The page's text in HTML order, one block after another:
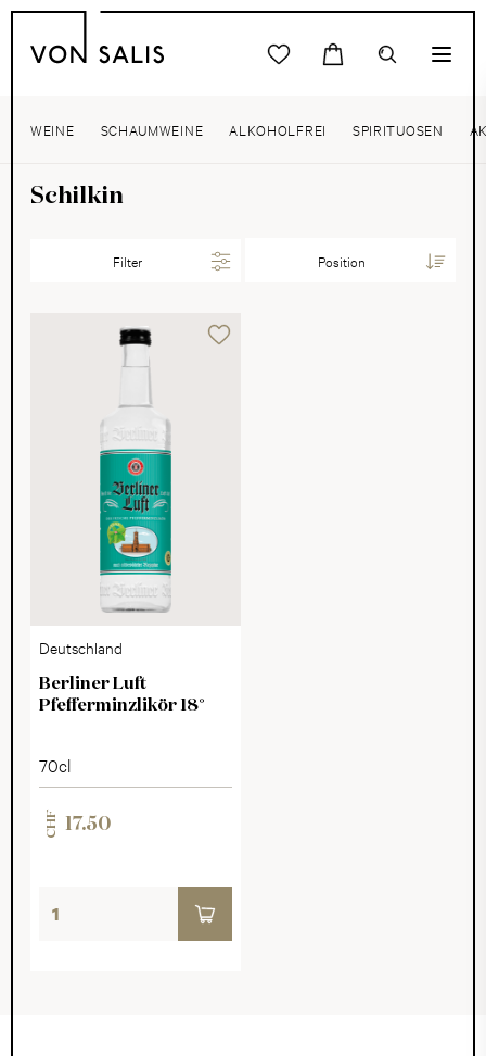
WEINE SCHAUMWEINE ALKOHOLFREI SPIRITUOSEN
Schilkin
Filter
Deutschland
Berliner Luft
Pfefferminzlikör 18°
70cl
CHF 17.50